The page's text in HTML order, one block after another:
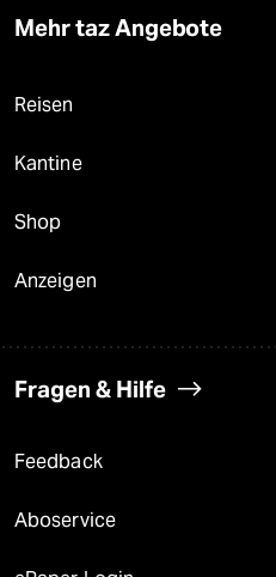
Mehr taz Angebote
Reisen
Kantine
Shop
Anzeigen
Fragen & Hilfe
Feedback
Aboservice